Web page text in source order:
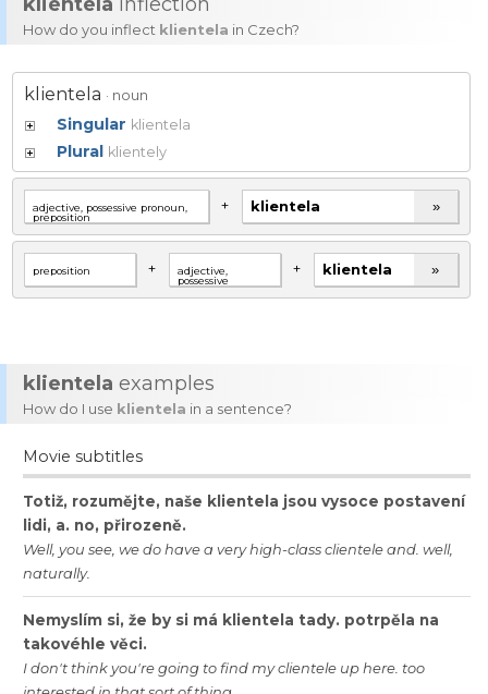
How do you inflect klientela in Czech?
klientela · noun
Singular klientela
Plural klientely
+ »
+ + »
klientela examples
How do I use klientela in a sentence?
Movie subtitles
Totiž, rozumějte, naše klientela jsou vysoce postavení
lidi, a. no, přirozeně.
Well, you see, wedohavea veryhigh-classclienteleand. well,
naturally.
Nemyslím si, že by si má klientela tady. potrpěla na
takovéhle věci.
Idon'tthinkyou'regoingtofindmyclientele uphere. too